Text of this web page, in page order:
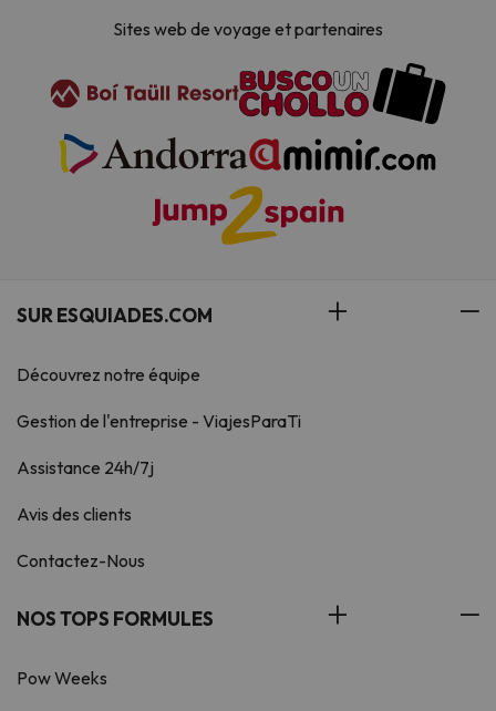
Sites web de voyage et partenaires
SUR ESQUIADES.COM
Découvrez notre équipe
Gestion de l'entreprise - ViajesParaTi
Assistance 24h/7j
Avis des clients
Contactez-Nous
NOS TOPS FORMULES
Pow Weeks